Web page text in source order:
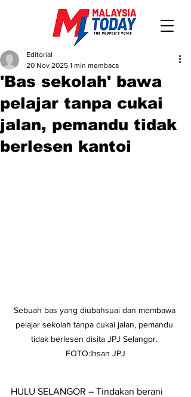
'Bas sekolah' bawa
pelajar tanpa cukai
jalan, pemandu tidak
berlesen kantoi
Editorial
20 Nov 2025 1 min membaca
Sebuah bas yang diubahsuai dan membawa
pelajar sekolah tanpa cukai jalan, pemandu
tidak berlesen disita JPJ Selangor.
FOTO:Ihsan JPJ
HULU SELANGOR – Tindakan berani